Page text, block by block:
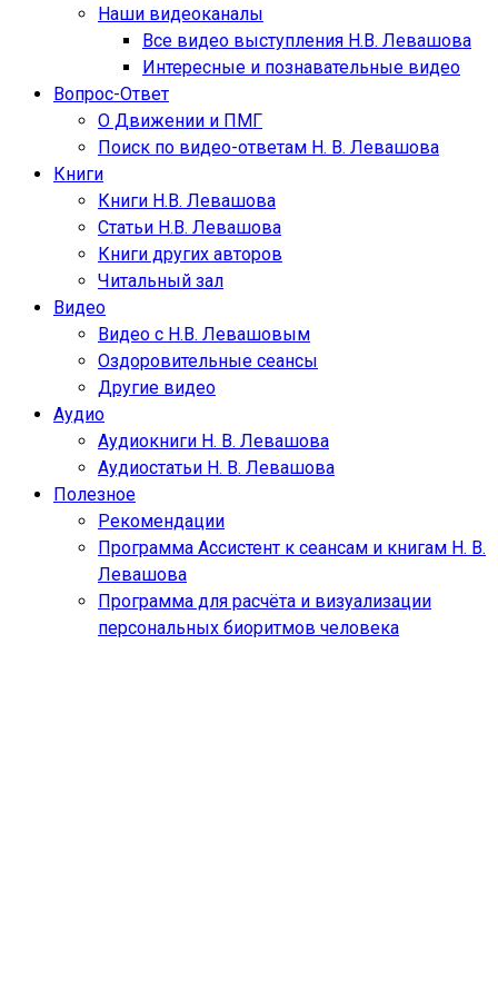
Наши видеоканалы
Все видео выступления Н.В. Левашова
Интересные и познавательные видео
Вопрос-Ответ
О Движении и ПМГ
Поиск по видео-ответам Н. В. Левашова
Книги
Книги Н.В. Левашова
Статьи Н.В. Левашова
Книги других авторов
Читальный зал
Видео
Видео с Н.В. Левашовым
Оздоровительные сеансы
Другие видео
Аудио
Аудиокниги Н. В. Левашова
Аудиостатьи Н. В. Левашова
Полезное
Рекомендации
Программа Ассистент к сеансам и книгам Н. В.
Левашова
Программа для расчёта и визуализации
персональных биоритмов человека